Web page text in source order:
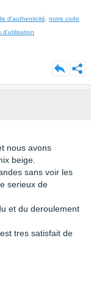
d'authenticité
notre code
d'utilisation
nous avons
beige.
sans voir les
serieux de
et du deroulement
tres satisfait de